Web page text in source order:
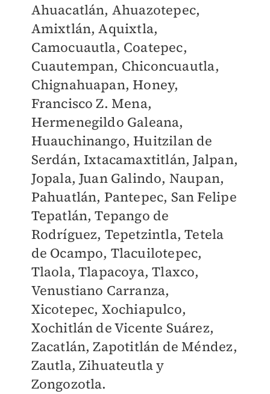
Ahuacatlán, Ahuazotepec,
Amixtlán, Aquixtla,
Camocuautla, Coatepec,
Cuautempan, Chiconcuautla,
Chignahuapan, Honey,
Francisco Z. Mena,
Hermenegildo Galeana,
Huauchinango, Huitzilan de
Serdán, Ixtacamaxtitlán, Jalpan,
Jopala, Juan Galindo, Naupan,
Pahuatlán, Pantepec, San Felipe
Tepatlán, Tepango de
Rodríguez, Tepetzintla, Tetela
de Ocampo, Tlacuilotepec,
Tlaola, Tlapacoya, Tlaxco,
Venustiano Carranza,
Xicotepec, Xochiapulco,
Xochitlán de Vicente Suárez,
Zacatlán, Zapotitlán de Méndez,
Zautla, Zihuateutla y
Zongozotla.